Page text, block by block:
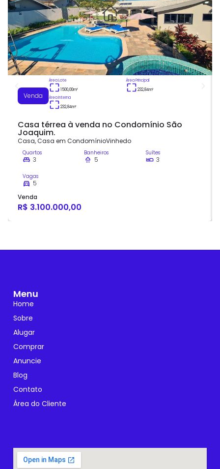
Venda
Área Lote
1500,00m²
Área Principal
232,84m²
Área Interna
232,84m²
Casa térrea à venda no Condomínio São
Joaquim.
Casa,Casa em CondomínioVinhedo
Quartos
3
Banheiros
5
Suítes
3
Vagas
5
Venda
R$ 3.100.000,00
Menu
Home
Sobre
Alugar
Comprar
Anuncie
Blog
Contato
Área do Cliente